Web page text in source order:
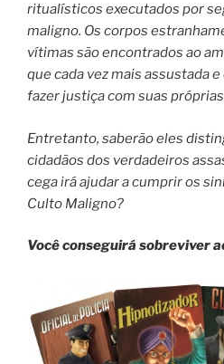
ritualísticos executados por
maligno. Os corpos
vítimas são encontrados ao
que cada vez mais assustada
fazer justiça com suas
Entretanto, saberão eles
cidadãos dos verdadeiros
cega irá ajudar a cumprir os
Culto Maligno?
Você conseguirá sobreviver